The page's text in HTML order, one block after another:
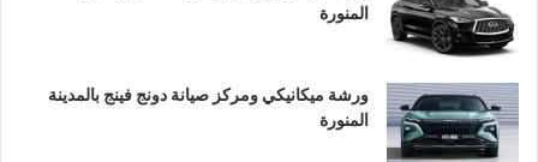
المنورة
ورشة ميكانيكي ومركز صيانة دونج فينج بالمدينة
المنورة